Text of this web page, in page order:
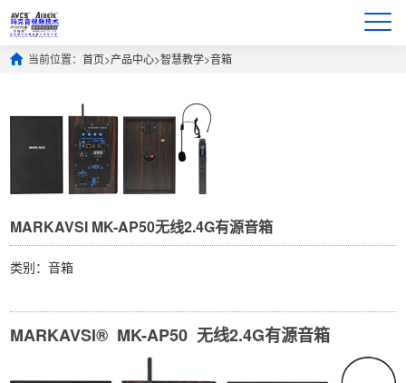
当前位置：首页>产品中心>智慧教学>音箱
MARKAVSI MK-AP50无线2.4G有源音箱
类别：音箱
MARKAVSI® MK-AP50 无线2.4G有源音箱